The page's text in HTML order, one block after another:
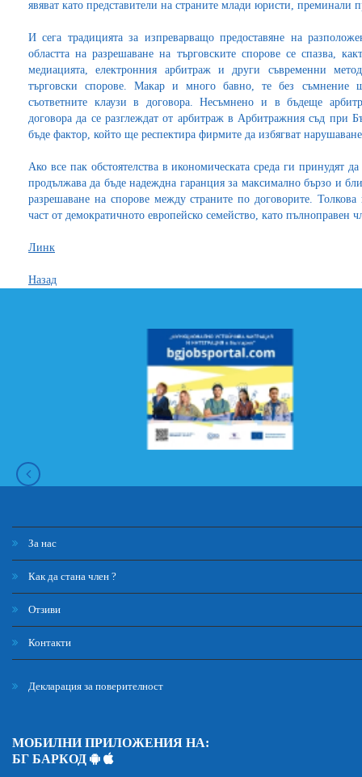
явяват като представители на страните млади юристи, преминали
И сега традицията за изпреварващо предоставяне на
областта на разрешаване на търговските спорове се спазва,
медиацията, електронния арбитраж и други съвременни
търговски спорове. Макар и много бавно, те без съмнение
съответните клаузи в договора. Несъмнено и в бъдеще
договора да се разглеждат от арбитраж в Арбитражния съд при
бъде фактор, който ще респектира фирмите да избягват
Ако все пак обстоятелства в икономическата среда ги
продължава да бъде надеждна гаранция за максимално бързо и
разрешаване на спорове между страните по договорите.
част от демократичното европейско семейство, като пълноправен
Линк
Назад
За нас
Как да стана член ?
Отзиви
Контакти
Декларация за поверителност
МОБИЛНИ ПРИЛОЖЕНИЯ НА:
БГ БАРКОД